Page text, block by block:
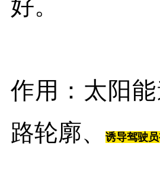
好。
作用：太阳
路轮廓、
诱导驾驶